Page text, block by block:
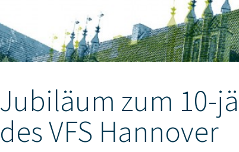
Jubiläum zum 10-
des VFS Hannover